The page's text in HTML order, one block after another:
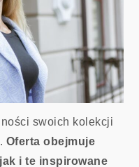
swoich kolekcji
Oferta obejmuje
i te inspirowane